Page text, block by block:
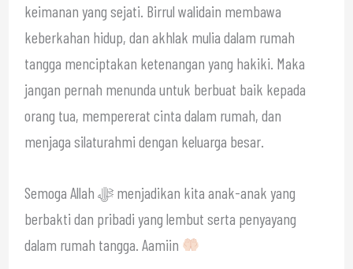
keimanan yang sejati. Birrul walidain membawa
keberkahan hidup, dan akhlak mulia dalam rumah
tangga menciptakan ketenangan yang hakiki. Maka
jangan pernah menunda untuk berbuat baik kepada
orang tua, mempererat cinta dalam rumah, dan
menjaga silaturahmi dengan keluarga besar.
Semoga Allah ﷻ menjadikan kita anak-anak yang
berbakti dan pribadi yang lembut serta penyayang
dalam rumah tangga. Aamiin